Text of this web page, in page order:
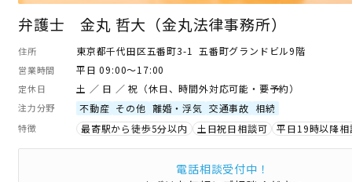
弁護士 金丸 哲大（金丸法律事務所）
住所 東京都千代田区五番町3-1 五番町グランドビル9階
営業時間 平日 09:00～17:00
定休日 土 ／ 日 ／ 祝（休日、時間外対応可能・要予約）
注力分野 不動産 その他 離婚・浮気 交通事故 相続
特徴 最寄駅から徒歩5分以内 土日祝日相談可 平日19時以降相
電話相談受付中！